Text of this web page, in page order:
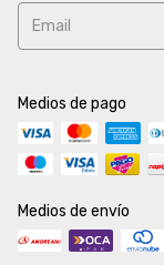
Medios de pago
Medios de envío